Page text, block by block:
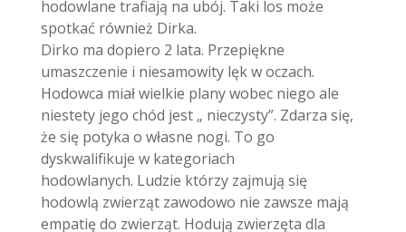
hodowlane trafiają na ubój. Taki los może
spotkać również Dirka.
Dirko ma dopiero 2 lata. Przepiękne
umaszczenie i niesamowity lęk w oczach.
Hodowca miał wielkie plany wobec niego ale
niestety jego chód jest „ nieczysty”. Zdarza się,
że się potyka o własne nogi. To go
dyskwalifikuje w kategoriach
hodowlanych. Ludzie którzy zajmują się
hodowlą zwierząt zawodowo nie zawsze mają
empatię do zwierząt. Hodują zwierzęta dla